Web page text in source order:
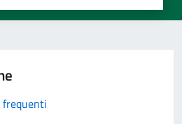
frequenti